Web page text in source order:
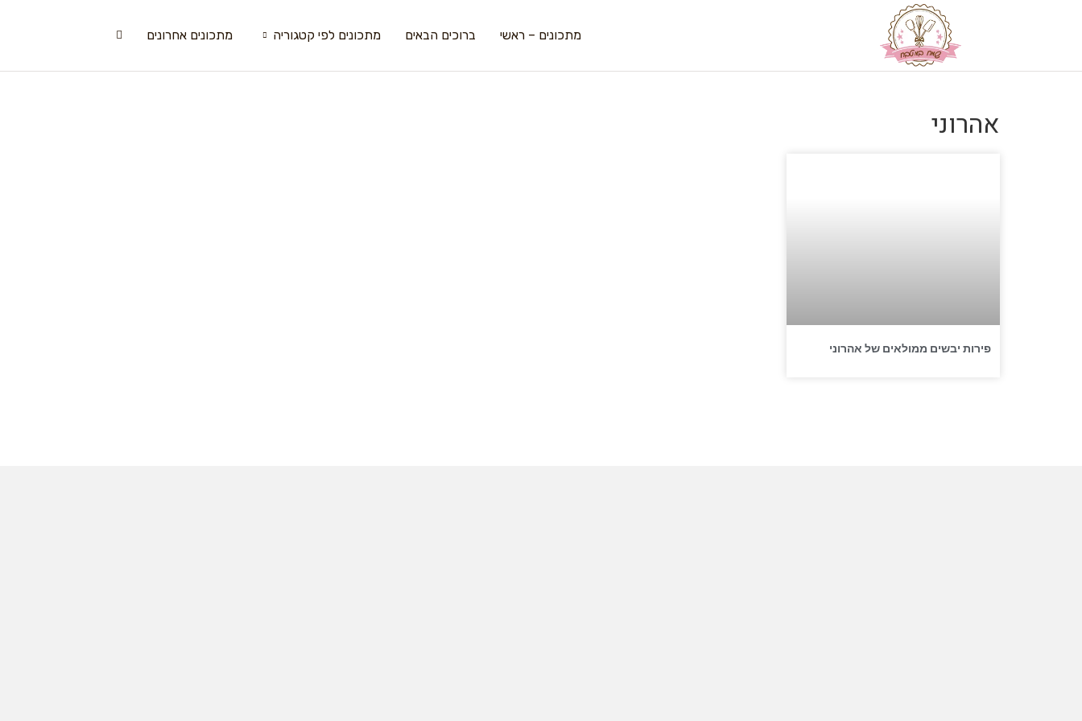
מתכונים – ראשי ברוכים הבאים מתכונים לפי קטגוריה מתכונים אחרונים
אהרוני
פירות יבשים ממולאים של אהרוני